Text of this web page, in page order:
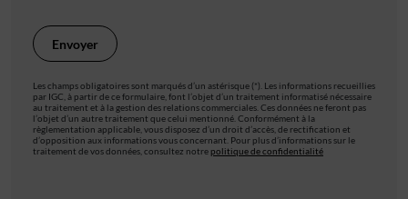
Les champs obligatoires sont marqués d’un astérisque (*). Les informations recueillies
par IGC, à partir de ce formulaire, font l’objet d’un traitement informatisé nécessaire
au traitement et à la gestion des relations commerciales. Ces données ne feront pas
l’objet d’un autre traitement que celui mentionné. Conformément à la
règlementation applicable, vous disposez d’un droit d’accès, de rectification et
d’opposition aux informations vous concernant. Pour plus d’informations sur le
traitement de vos données, consultez notre politique de confidentialité